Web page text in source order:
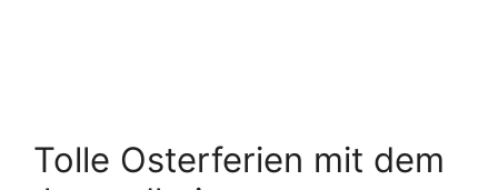
Tolle Osterferien mit dem